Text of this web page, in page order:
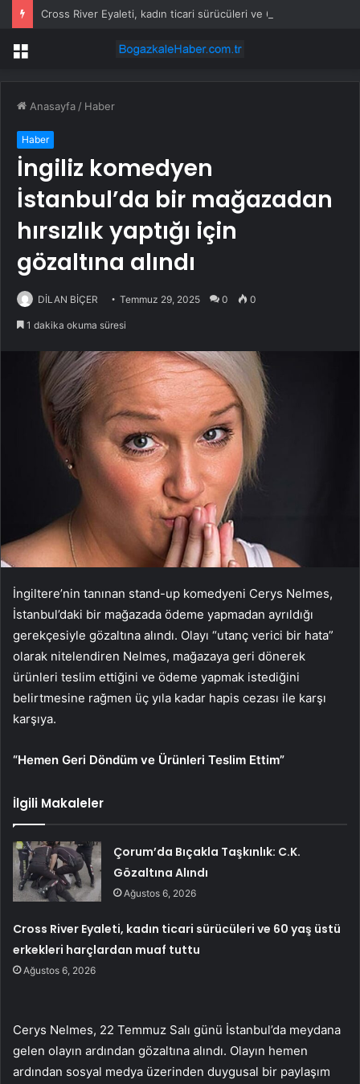
Menü
Anasayfa / Haber
Haber
İngiliz komedyen
İstanbul’da bir mağazadan
hırsızlık yaptığı için
gözaltına alındı
DİLAN BİÇER Temmuz 29, 2025 0 0
1 dakika okuma süresi
İngiltere’nin tanınan stand-up komedyeni Cerys Nelmes,
İstanbul’daki bir mağazada ödeme yapmadan ayrıldığı
gerekçesiyle gözaltına alındı. Olayı “utanç verici bir hata”
olarak nitelendiren Nelmes, mağazaya geri dönerek
ürünleri teslim ettiğini ve ödeme yapmak istediğini
belirtmesine rağmen üç yıla kadar hapis cezası ile karşı
karşıya.
“Hemen Geri Döndüm ve Ürünleri Teslim Ettim”
İlgili Makaleler
Çorum’da Bıçakla Taşkınlık: C.K.
Gözaltına Alındı
Ağustos 6, 2026
Cross River Eyaleti, kadın ticari sürücüleri ve 60 yaş üstü
erkekleri harçlardan muaf tuttu
Ağustos 6, 2026
Cerys Nelmes, 22 Temmuz Salı günü İstanbul’da meydana
gelen olayın ardından gözaltına alındı. Olayın hemen
ardından sosyal medya üzerinden duygusal bir paylaşım